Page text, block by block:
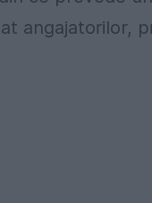
angajatorilor,